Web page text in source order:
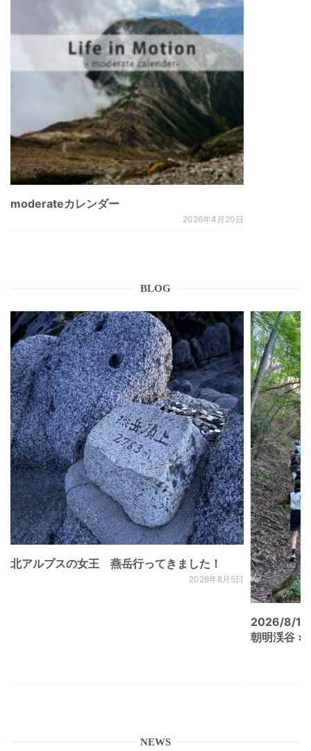
moderateカレンダー
2026年4月20日
BLOG
北アルプスの女王 燕岳行ってきました！
2026年8月5日
2026/8/
朝明渓谷 ×
NEWS